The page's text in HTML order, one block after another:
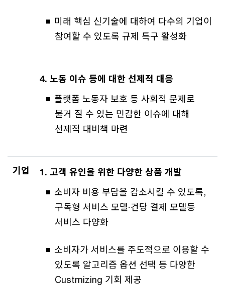
미래 핵심 신기술에 대하여 다수의 기업이
참여할 수 있도록 규제 특구 활성화
4. 노동 이슈 등에 대한 선제적 대응
플랫폼 노동자 보호 등 사회적 문제로
불거 질 수 있는 민감한 이슈에 대해
선제적 대비책 마련
기업
1. 고객 유인을 위한 다양한 상품 개발
소비자 비용 부담을 감소시킬 수 있도록,
구독형 서비스 모델·건당 결제 모델등
서비스 다양화
소비자가 서비스를 주도적으로 이용할 수
있도록 알고리즘 옵션 선택 등 다양한
Custmizing 기회 제공